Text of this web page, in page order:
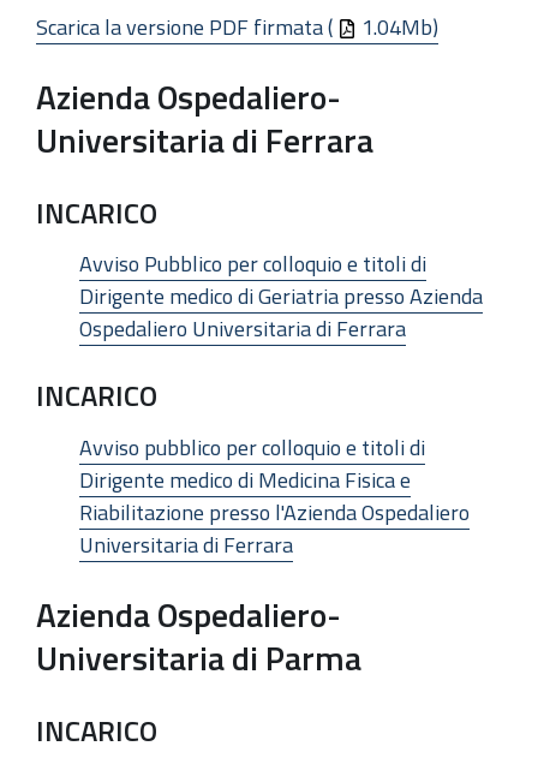
Scarica la versione PDF firmata ( 1.04Mb)
Azienda Ospedaliero-
Universitaria di Ferrara
INCARICO
Avviso Pubblico per colloquio e titoli di
Dirigente medico di Geriatria presso Azienda
Ospedaliero Universitaria di Ferrara
INCARICO
Avviso pubblico per colloquio e titoli di
Dirigente medico di Medicina Fisica e
Riabilitazione presso l'Azienda Ospedaliero
Universitaria di Ferrara
Azienda Ospedaliero-
Universitaria di Parma
INCARICO